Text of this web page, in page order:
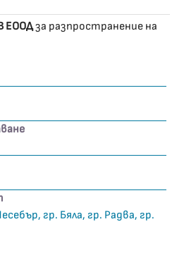
ЕООДза разпространение на
гр. Бяла, гр. Радва, гр.